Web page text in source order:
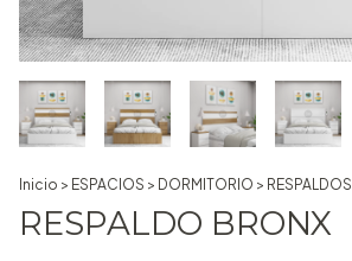
Inicio > ESPACIOS > DORMITORIO > RESPALDOS
RESPALDO BRONX